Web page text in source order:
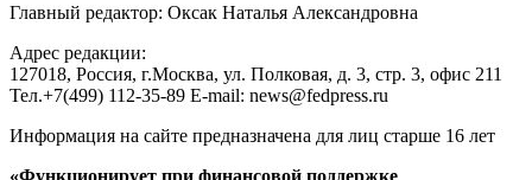
Главный редактор: Оксак Наталья Александровна
Адрес редакции:
127018, Россия, г.Москва, ул. Полковая, д. 3, стр. 3, офис 211
Тел.+7(499) 112-35-89 E-mail: news@fedpress.ru
Информация на сайте предназначена для лиц старше 16 лет
«Функционирует при финансовой поддержке